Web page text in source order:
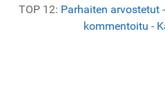
TOP 12: Parhaiten arvostetut-
kommentoitu -